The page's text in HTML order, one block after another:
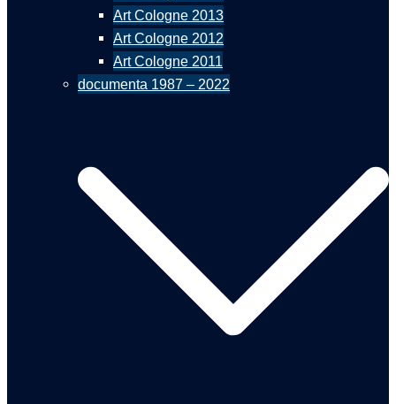
Art Cologne 2013
Art Cologne 2012
Art Cologne 2011
documenta 1987 – 2022